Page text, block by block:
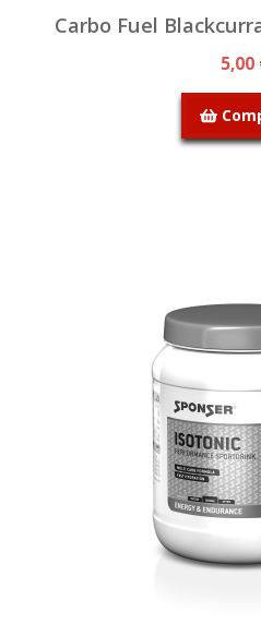
Carbo Fuel
5,00